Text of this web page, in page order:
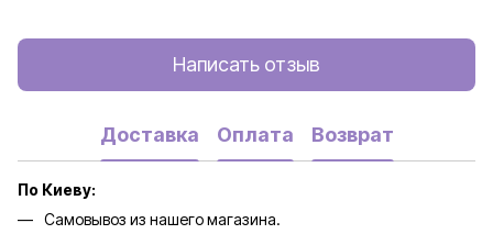
Написать отзыв
Доставка Оплата Возврат
По Киеву:
Самовывоз из нашего магазина.